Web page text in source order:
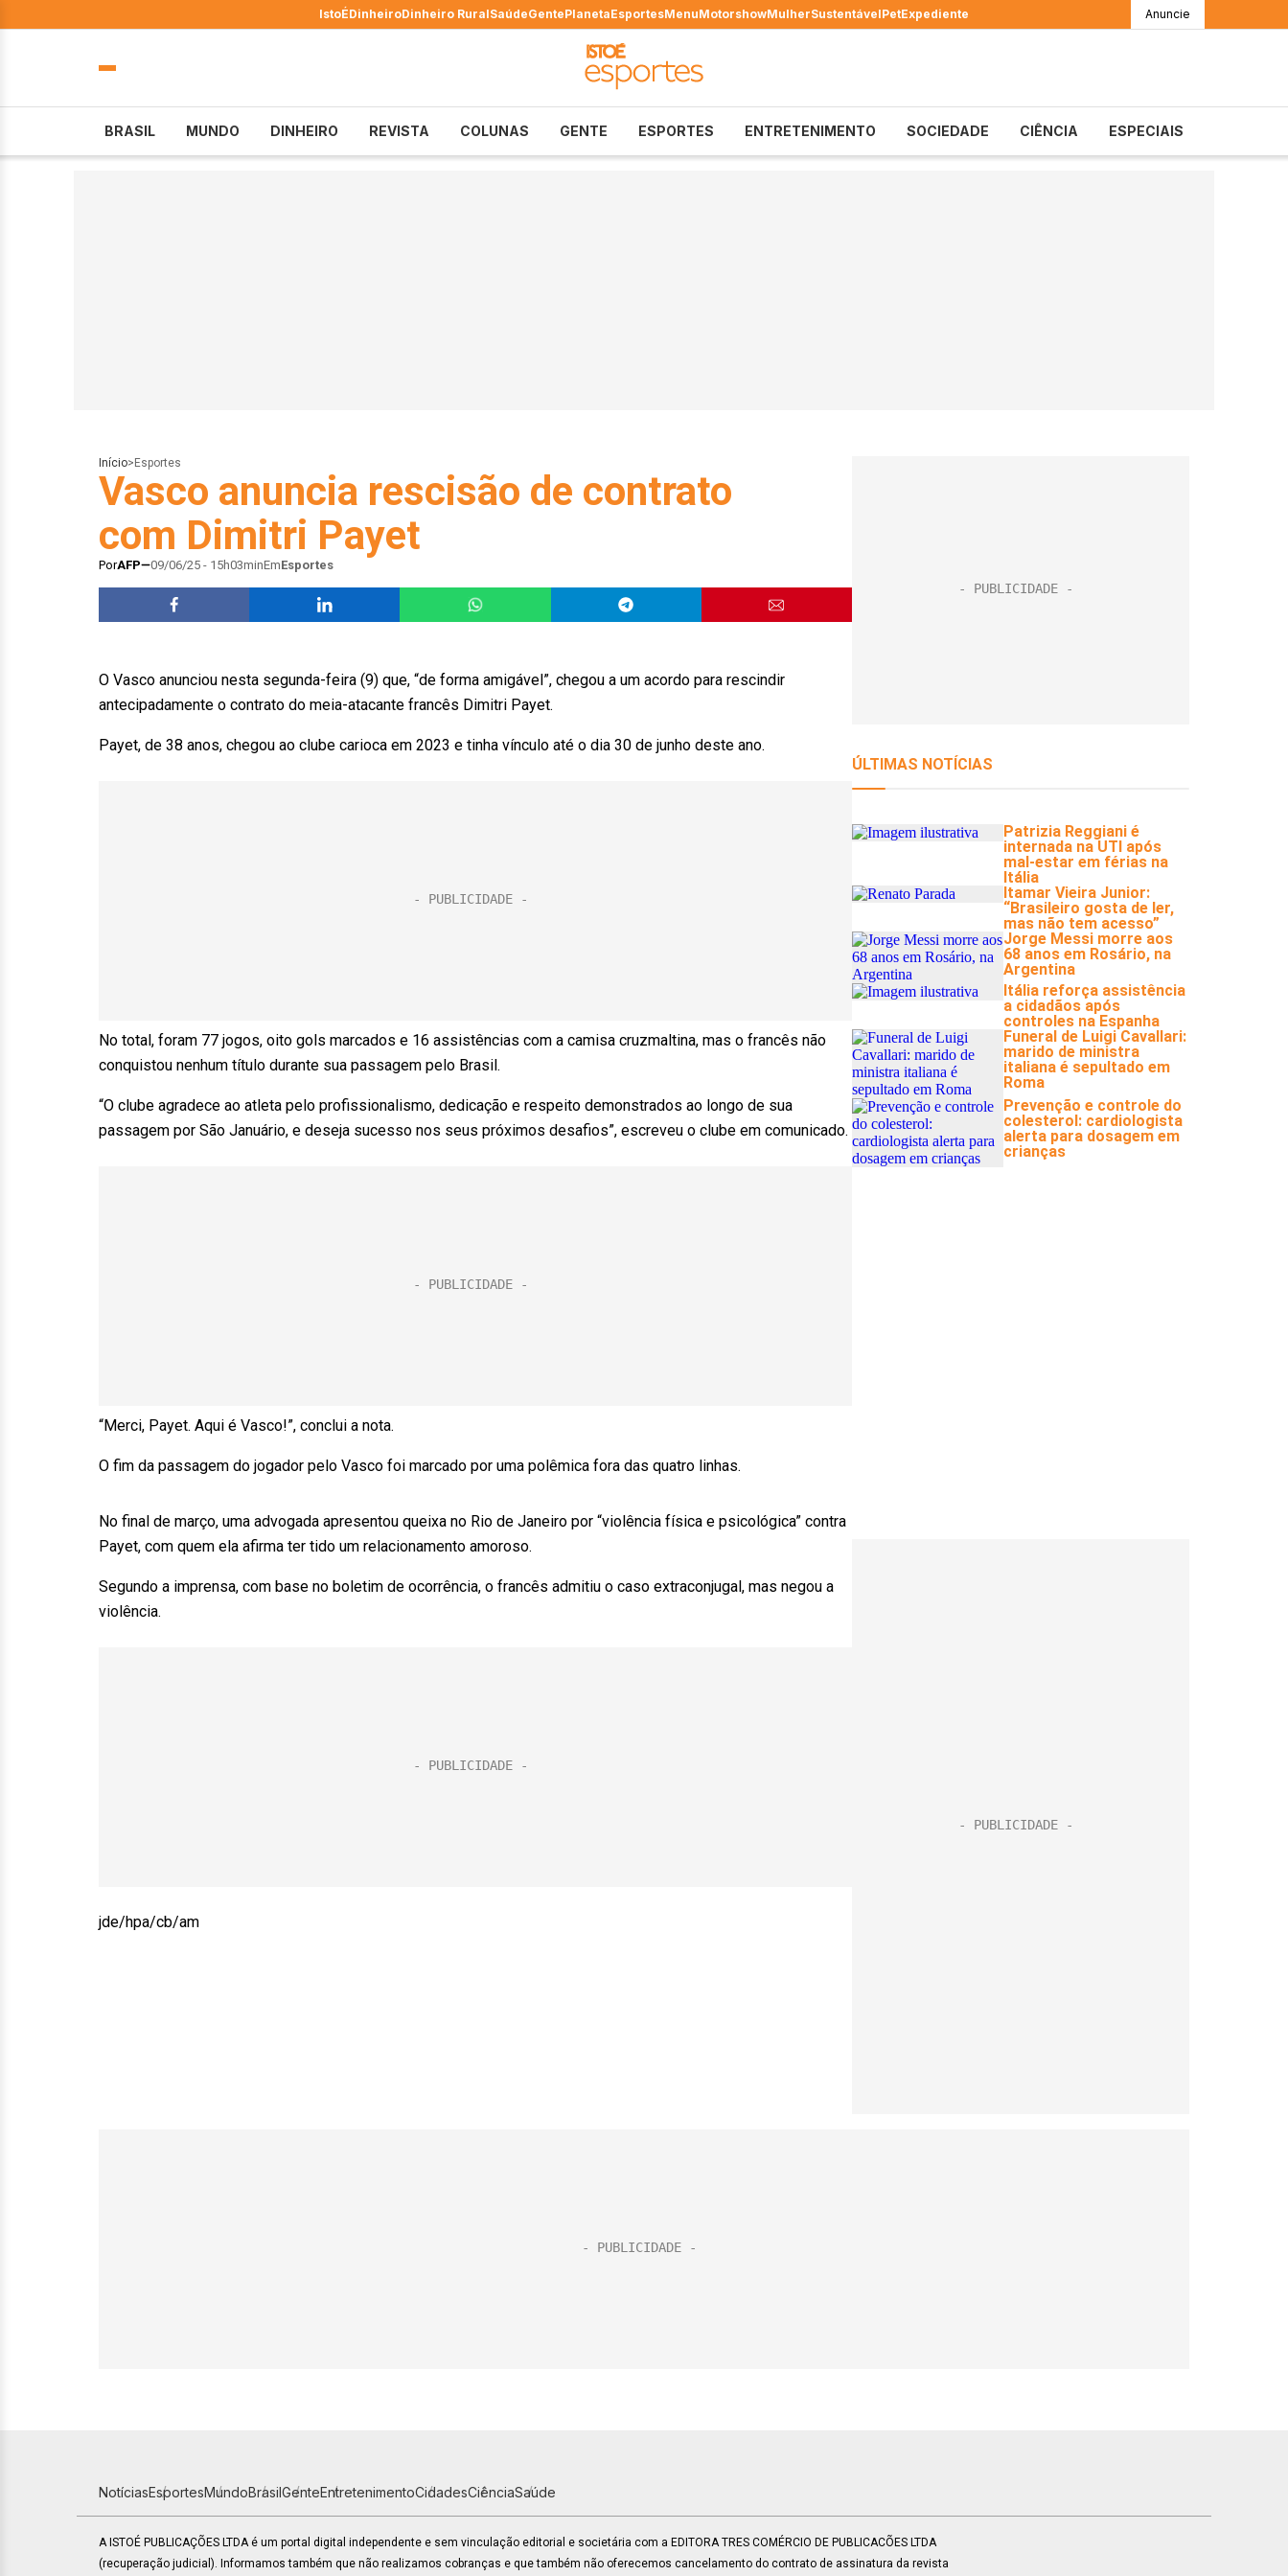
IstoÉDinheiroDinheiro RuralSaúdeGentePlanetaEsportesMenuMotorshowMulherSustentávelPetExpediente Anuncie
BRASIL MUNDO DINHEIRO REVISTA COLUNAS GENTE ESPORTES ENTRETENIMENTO SOCIEDADE CIÊNCIA ESPECIAIS
Início> Esportes
Vasco anuncia rescisão de contrato
com Dimitri Payet
PorAFP 09/06/25 - 15h03minEmEsportes
O Vasco anunciou nesta segunda-feira (9) que, “de forma amigável”, chegou a um acordo para rescindir
antecipadamente o contrato do meia-atacante francês Dimitri Payet.
Payet, de 38 anos, chegou ao clube carioca em 2023 e tinha vínculo até o dia 30 de junho deste ano.
No total, foram 77 jogos, oito gols marcados e 16 assistências com a camisa cruzmaltina, mas o francês não
conquistou nenhum título durante sua passagem pelo Brasil.
“O clube agradece ao atleta pelo profissionalismo, dedicação e respeito demonstrados ao longo de sua
passagem por São Januário, e deseja sucesso nos seus próximos desafios”, escreveu o clube em comunicado.
“Merci, Payet. Aqui é Vasco!”, conclui a nota.
O fim da passagem do jogador pelo Vasco foi marcado por uma polêmica fora das quatro linhas.
No final de março, uma advogada apresentou queixa no Rio de Janeiro por “violência física e psicológica” contra
Payet, com quem ela afirma ter tido um relacionamento amoroso.
Segundo a imprensa, com base no boletim de ocorrência, o francês admitiu o caso extraconjugal, mas negou a
violência.
jde/hpa/cb/am
NotíciasEsportesMundoBrasilGenteEntretenimentoCidadesCiênciaSaúde
A ISTOÉ PUBLICAÇÕES LTDA é um portal digital independente e sem vinculação editorial e societária com a EDITORA TRES COMÉRCIO DE PUBLICACÕES LTDA
(recuperação judicial). Informamos também que não realizamos cobranças e que também não oferecemos cancelamento do contrato de assinatura da revista